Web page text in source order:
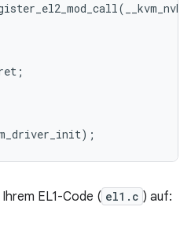
(
;
);
Ihrem EL1-Code ( el1.c ) auf: